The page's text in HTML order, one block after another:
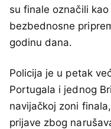
su finale označili
bezbednosne
godinu dana.
Policija je u petak
Portugala i jednog
navijačkoj zoni
prijave zbog